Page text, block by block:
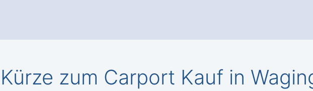
zum Carport Kauf in